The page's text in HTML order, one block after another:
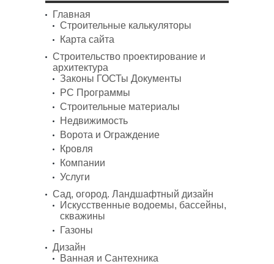
Главная
Строительные калькуляторы
Карта сайта
Строительство проектирование и
архитектура
Законы ГОСТы Документы
PC Программы
Строительные материалы
Недвижимость
Ворота и Ограждение
Кровля
Компании
Услуги
Сад, огород. Ландшафтный дизайн
Искусственные водоемы, бассейны,
скважины
Газоны
Дизайн
Ванная и Сантехника